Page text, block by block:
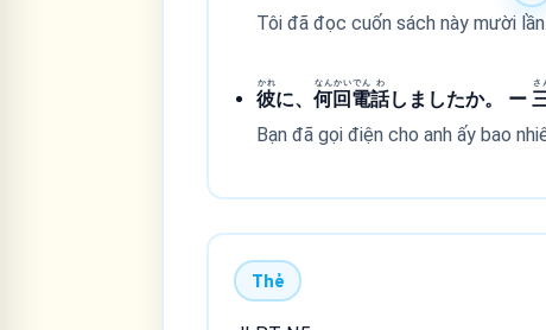
Tôi đã đọc cuốn sách này mười lần.
彼
かれ
に、何
なん
回
かい
電
でん
話
わ
しましたか。 ー
さ
Bạn đã gọi điện cho anh ấy bao
Thẻ